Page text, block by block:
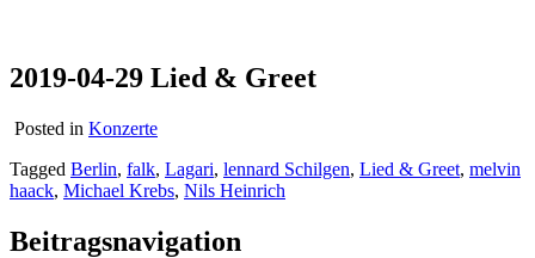
2019-04-29 Lied & Greet
Posted in Konzerte
Tagged Berlin, falk, Lagari, lennard Schilgen, Lied & Greet, melvin
haack, Michael Krebs, Nils Heinrich
Beitragsnavigation